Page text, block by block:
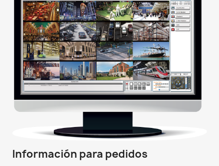
Información para pedidos